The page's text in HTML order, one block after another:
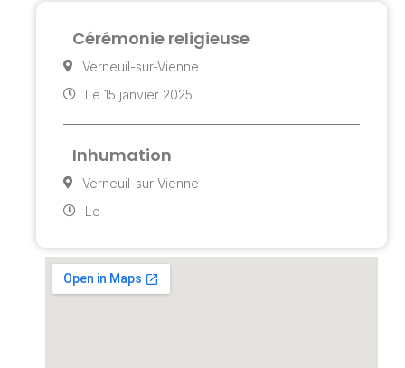
Cérémonie religieuse
Verneuil-sur-Vienne
Le 15 janvier 2025
Inhumation
Verneuil-sur-Vienne
Le